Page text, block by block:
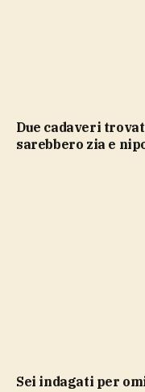
Due cadaveri trovati in casa nel Napoletano,
sarebbero zia e
sei indagati per